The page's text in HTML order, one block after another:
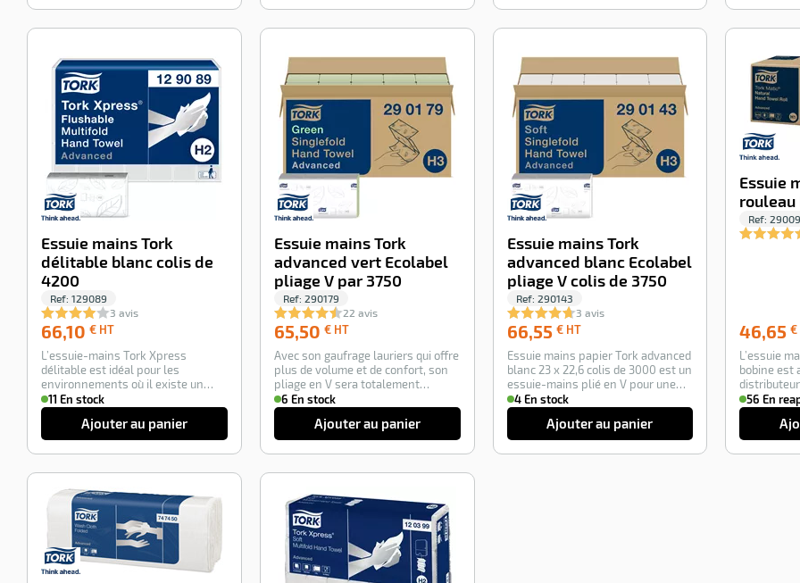
Essuie mains Tork
délitable blanc colis de
4200
Ref: 129089
3 avis
66,10 € HT
HT
L’essuie-mains Tork Xpress
délitable est idéal pour les
environnements où il existe un
risque que les ess…
11 En stock
Ajouter au panier
Essuie mains Tork
advanced vert Ecolabel
pliage V par 3750
Ref: 290179
22 avis
65,50 € HT
HT
Avec son gaufrage lauriers qui offre
plus de volume et de confort, son
pliage en V sera totalement
adapté…
6 En stock
Ajouter au panier
Essuie mains Tork
advanced blanc Ecolabel
pliage V colis de 3750
Ref: 290143
3 avis
66,55 € HT
HT
Essuie mains papier Tork advanced
blanc 23 x 22,6 colis de 3000 est un
essuie-mains plié en V pour une
di…
4 En stock
Ajouter au panier
Essuie
rouleau
Ref:
46,65 €
L’essuie
bobine est
intuition
56 En
-100%